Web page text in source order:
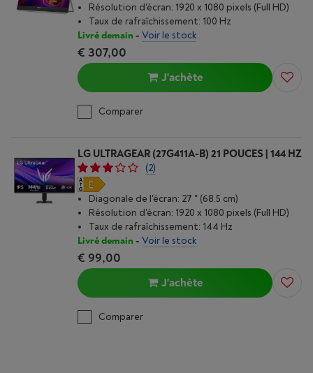
Résolution d'écran: 1920 x 1080 pixels (Full HD)
Taux de rafraîchissement: 100 Hz
Livré demain - Voir le stock
€ 307,00
J'achète
Comparer
LG ULTRAGEAR (27G411A-B) 21 POUCES | 144 HZ
(2)
Diagonale de l'écran: 27 " (68.5 cm)
Résolution d'écran: 1920 x 1080 pixels (Full HD)
Taux de rafraîchissement: 144 Hz
Livré demain - Voir le stock
€ 99,00
J'achète
Comparer